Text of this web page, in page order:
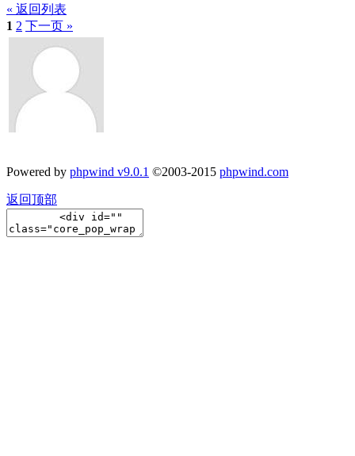
« 返回列表
1 2 下一页 »
Powered by phpwind v9.0.1 ©2003-2015 phpwind.com
返回顶部